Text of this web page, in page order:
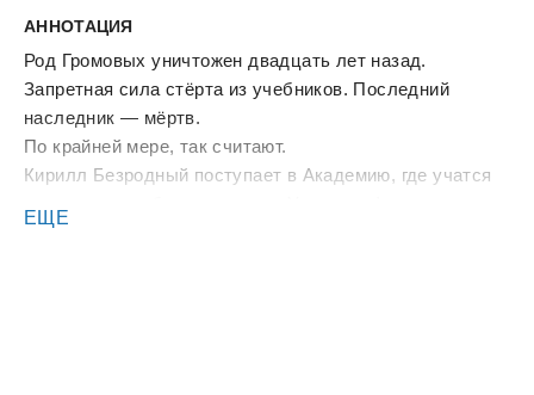
АННОТАЦИЯ
Род Громовых уничтожен двадцать лет назад.
Запретная сила стёрта из учебников. Последний
наследник — мёртв.
По крайней мере, так считают.
Кирилл Безродный поступает в Академию, где учатся
имя, запечатанная сила и память о прошлой жизни, в
ЕЩЕ